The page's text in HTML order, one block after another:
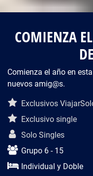
COMIENZA
Comienza el año en
nuevos amig@s.
Descripción del viaje
Exclusivos
Exclusivo single
Solo Singles
Grupo 6 - 15
Individual y Doble